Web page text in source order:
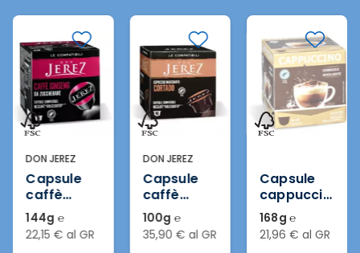
DON JEREZ
Capsule
caffè
ginseng da
zuccherar
e
144g ℮
22,15 € al GR
DON JEREZ
Capsule
caffè
espresso
macchiato
cortado
100g ℮
35,90 € al GR
Capsule
cappuccin
o
compatibil
i con le
168g ℮
21,96 € al GR